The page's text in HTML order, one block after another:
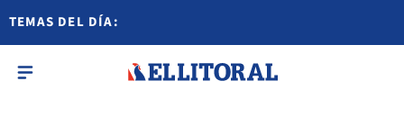
TEMAS DEL DÍA: